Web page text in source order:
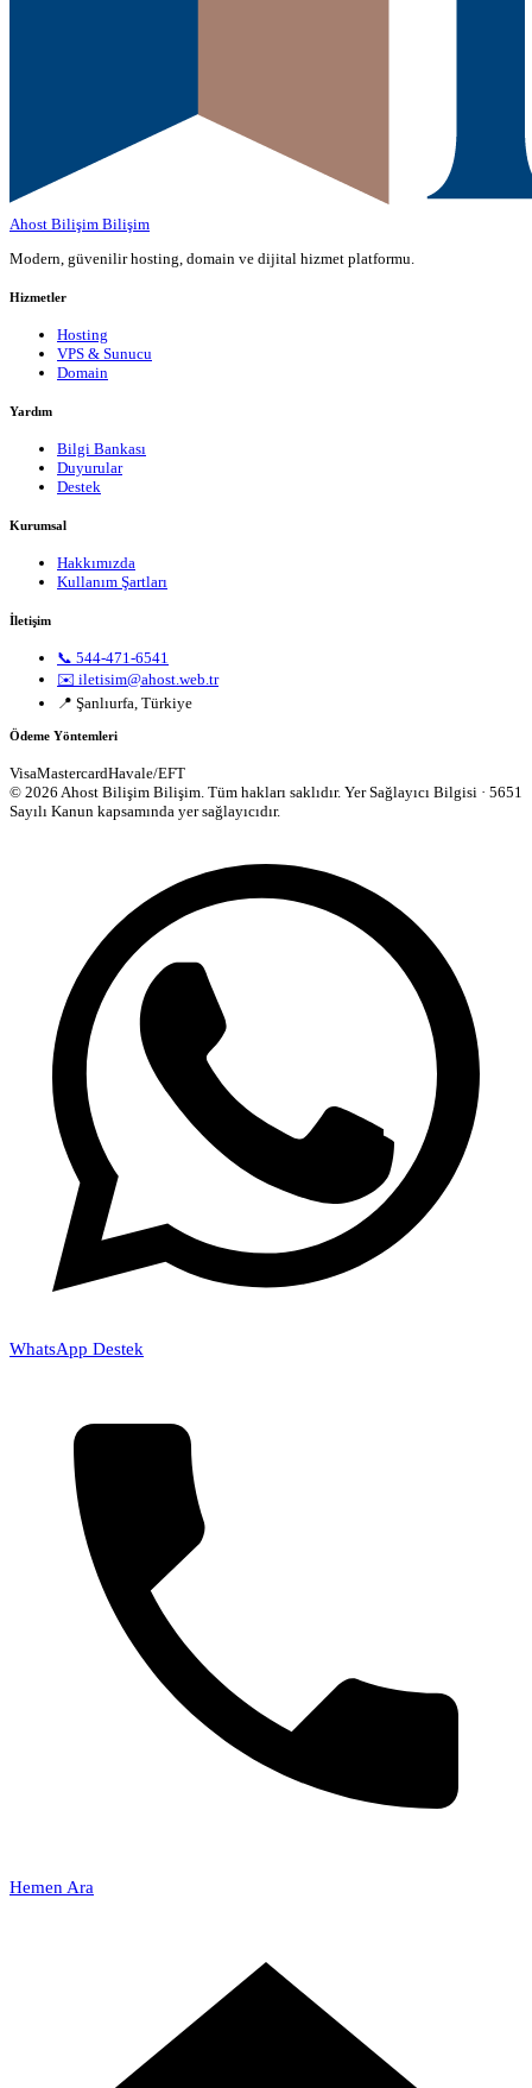
Ahost Bilişim Bilişim
Modern, güvenilir hosting, domain ve dijital hizmet platformu.
Hizmetler
Hosting
VPS & Sunucu
Domain
Yardım
Bilgi Bankası
Duyurular
Destek
Kurumsal
Hakkımızda
Kullanım Şartları
İletişim
📞 544-471-6541
✉️ iletisim@ahost.web.tr
📍 Şanlıurfa, Türkiye
Ödeme Yöntemleri
VisaMastercardHavale/EFT
© 2026 Ahost Bilişim Bilişim. Tüm hakları saklıdır. Yer Sağlayıcı Bilgisi · 5651
Sayılı Kanun kapsamında yer sağlayıcıdır.
WhatsApp Destek
Hemen Ara